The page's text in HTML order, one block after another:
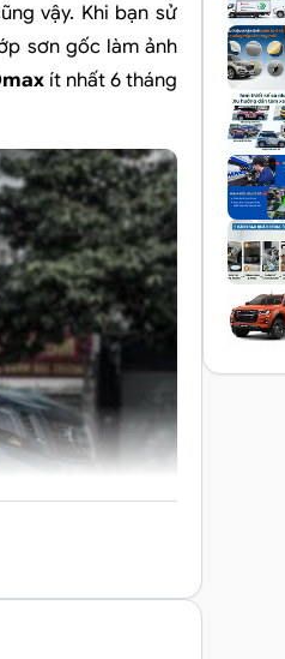
vậy. Khi bạn sử
sơn gốc làm ảnh
ít nhất 6 tháng